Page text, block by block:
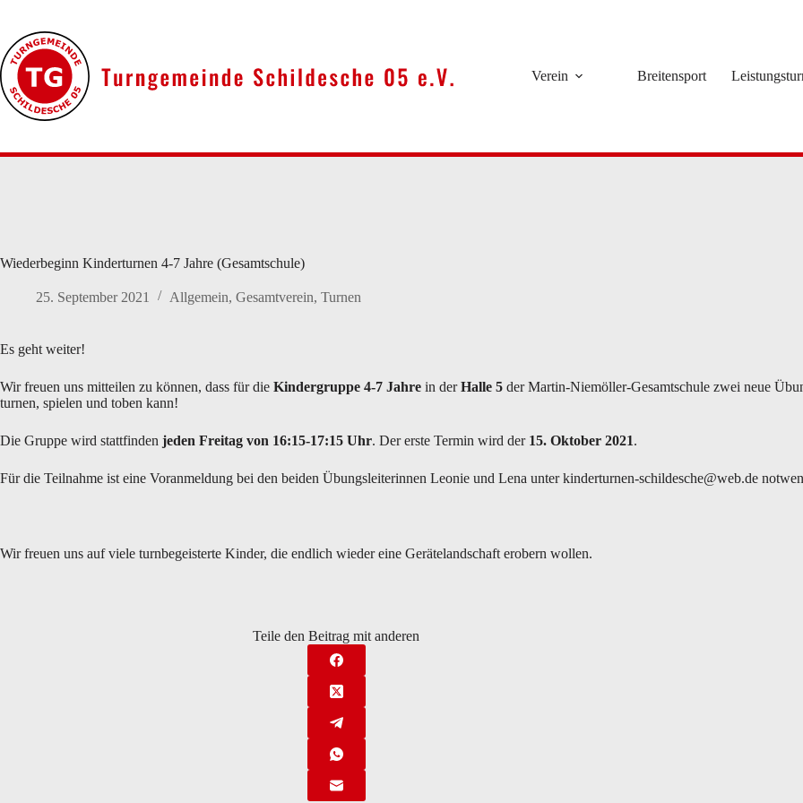
springen
Verein Breitensport
Wiederbeginn Kinderturnen 4-7 Jahre (Gesamtschule)
25. September 2021 Allgemein, Gesamtverein, Turnen
Es geht weiter!
Wir freuen uns mitteilen zu können, dass für die Kindergruppe 4-7 Jahre in derHalle 5 der Martin-Niemöller-Gesamtschule zwei neue
turnen, spielen und toben kann!
Die Gruppe wird stattfinden jeden Freitag von 16:15-17:15 Uhr. Der erste Termin wird der 15. Oktober 2021.
Für die Teilnahme ist eine Voranmeldung bei den beiden Übungsleiterinnen Leonie und Lena unter kinderturnen-schildesche@web.de
Wir freuen uns auf viele turnbegeisterte Kinder, die endlich wieder eine Gerätelandschaft erobern wollen.
Teile den Beitrag mit anderen